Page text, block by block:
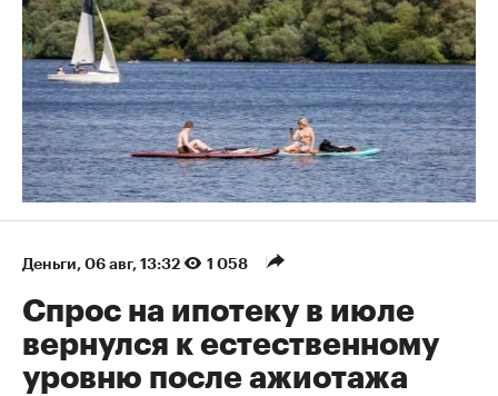
Деньги⁠, 06 авг, 13:32 1 058
Спрос на ипотеку в июле
вернулся к естественному
уровню после ажиотажа